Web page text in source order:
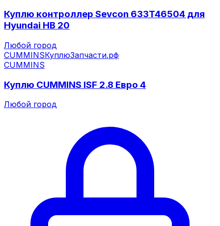
Куплю контроллер Sevcon 633T46504 для
Hyundai HB 20
Любой город
CUMMINSКуплюЗапчасти.рф
CUMMINS
Куплю CUMMINS ISF 2.8 Евро 4
Любой город